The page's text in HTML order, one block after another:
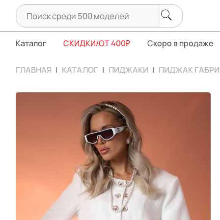
Каталог СКИДКИ/ОТ 400₽ Скоро в продаже
ГЛАВНАЯ КАТАЛОГ ПИДЖАКИ ПИДЖАК